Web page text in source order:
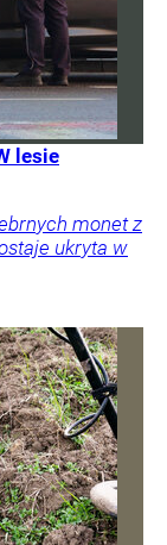
lesie
monet z
ukryta w